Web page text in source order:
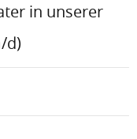
in unserer
d)